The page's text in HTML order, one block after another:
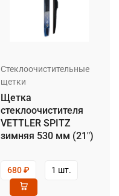
Стеклоочистительные
щетки
Щетка
стеклоочистителя
VETTLER SPITZ
зимняя 530 мм (21″)
680₽ 1 шт.